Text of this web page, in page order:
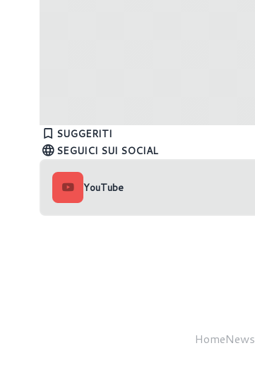
SUGGERITI
Ready 531.68
SEGUICI SUI SOCIAL
YouTube
HomeNews